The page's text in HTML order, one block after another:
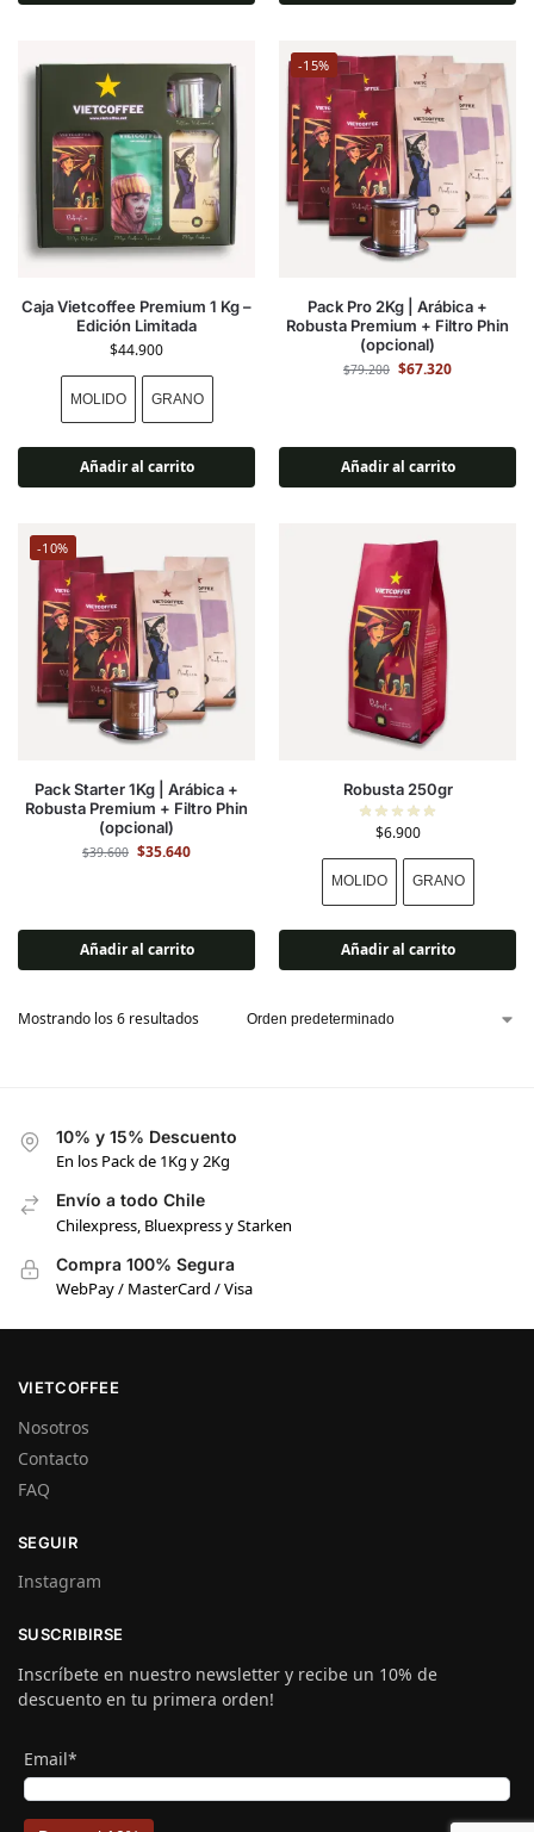
Caja Vietcoffee Premium 1 Kg –
Edición Limitada
$44.900
MOLIDO GRANO
Añadir al carrito
-15%
Pack Pro 2Kg | Arábica +
Robusta Premium + Filtro Phin
(opcional)
$79.200 $67.320
Añadir al carrito
-10%
Pack Starter 1Kg | Arábica +
Robusta Premium + Filtro Phin
(opcional)
$39.600 $35.640
Añadir al carrito
Robusta 250gr
$6.900
MOLIDO GRANO
Añadir al carrito
Mostrando los 6 resultados
10% y 15% Descuento
En los Pack de 1Kg y 2Kg
Envío a todo Chile
Chilexpress, Bluexpress y Starken
Compra 100% Segura
WebPay / MasterCard / Visa
VIETCOFFEE
Nosotros
Contacto
FAQ
SEGUIR
Instagram
SUSCRIBIRSE
Inscríbete en nuestro newsletter y recibe un 10% de
descuento en tu primera orden!
Email*